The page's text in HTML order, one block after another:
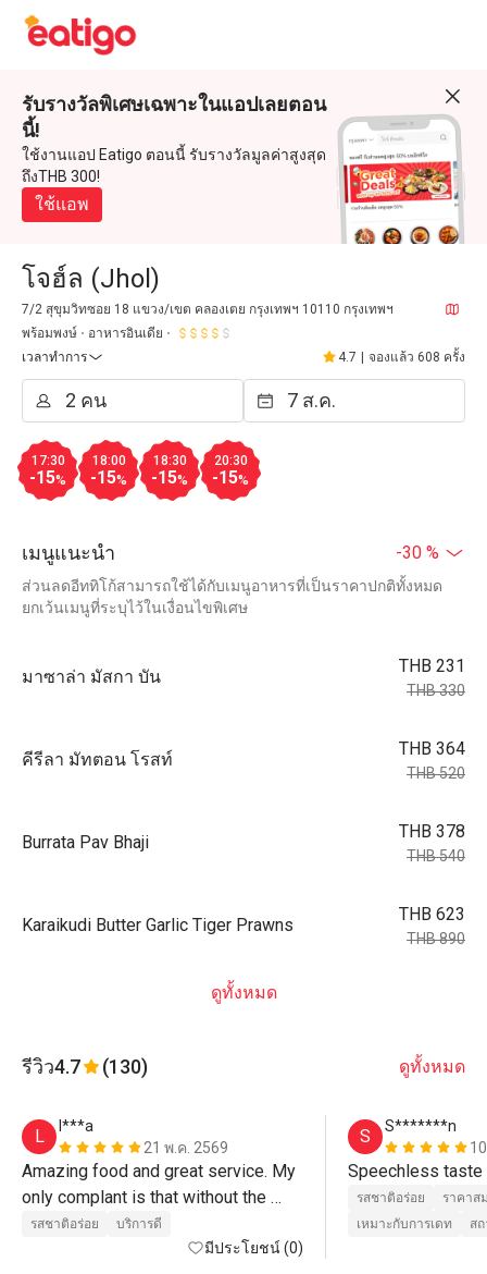
รับรางวัลพิเศษเฉพาะในแอปเลยตอน
นี้!
ใช้งานแอป Eatigo ตอนนี้ รับรางวัลมูลค่าสูงสุด
ถึงTHB 300!
ใช้แอพ
โจฮ์ล (Jhol)
7/2 สุขุมวิทซอย 18 แขวง/เขต คลองเตย กรุงเทพฯ 10110 กรุงเทพฯ
พร้อมพงษ์
อาหารอินเดีย
เวลาทำการ
4.7 จองแล้ว 608 ครั้ง
17:30
-15%
18:00
-15%
18:30
-15%
20:30
-15%
เมนูแนะนำ -30 %
ส่วนลดอีททิโก้สามารถใช้ได้กับเมนูอาหารที่เป็นราคาปกติทั้งหมด
ยกเว้นเมนูที่ระบุไว้ในเงื่อนไขพิเศษ
มาซาล่า มัสกา บัน
THB 231
THB 330
คีรีลา มัทตอน โรสท์
THB 364
THB 520
Burrata Pav Bhaji
THB 378
THB 540
Karaikudi Butter Garlic Tiger Prawns
THB 623
THB 890
ดูทั้งหมด
รีวิว4.7 (130) ดูทั้งหมด
L
l***a
21 พ.ค. 2569
Amazing food and great service. My
only complant is that without the
eatigo discount, it's r
รสชาติอร่อย บริการดี
มีประโยชน์ (0)
S
S*******n
Speechless taste
รสชาติอร่อย
ราคาส
เหมาะกับการเดท
ส